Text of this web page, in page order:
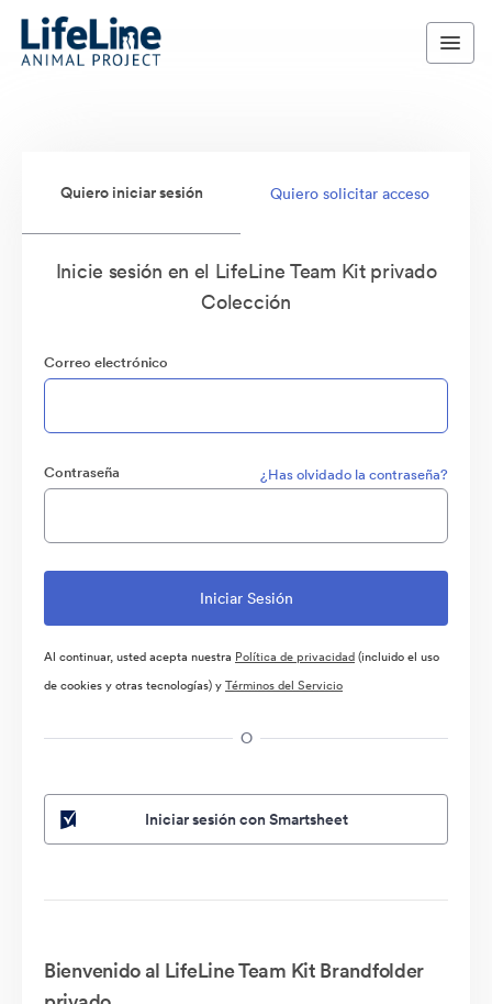
Quiero iniciar sesión Quiero solicitar acceso
Inicie sesión en el LifeLine Team Kit privado
Colección
Correo electrónico
Contraseña ¿Has olvidado la contraseña?
Al continuar, usted acepta nuestra Política de privacidad(incluido el uso
de cookies y otras tecnologías) yTérminos del Servicio
O
Iniciar sesión con Smartsheet
Bienvenido al LifeLine Team Kit Brandfolder